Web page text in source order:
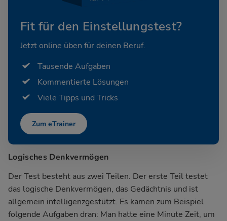
Fit für den Einstellungstest?
Jetzt online üben für deinen Beruf.
Tausende Aufgaben
Kommentierte Lösungen
Viele Tipps und Tricks
Zum eTrainer
Logisches Denkvermögen
Der Test besteht aus zwei Teilen. Der erste Teil testet
das logische Denkvermögen, das Gedächtnis und ist
allgemein intelligenzgestützt. Es kamen zum Beispiel
folgende Aufgaben dran: Man hatte eine Minute Zeit, um